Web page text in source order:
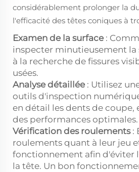
considérablement prolonger la
l'efficacité des têtes coniques à
Examen de la surface :
inspecter minutieusement la
à la recherche de fissures
usées.
Analyse détaillée : Utilisez
outils d'inspection
en détail les dents de coupe,
des performances optimales.
Vérification des roulements :
roulements quant à leur jeu
fonctionnement afin d'éviter
la tête. Un bon